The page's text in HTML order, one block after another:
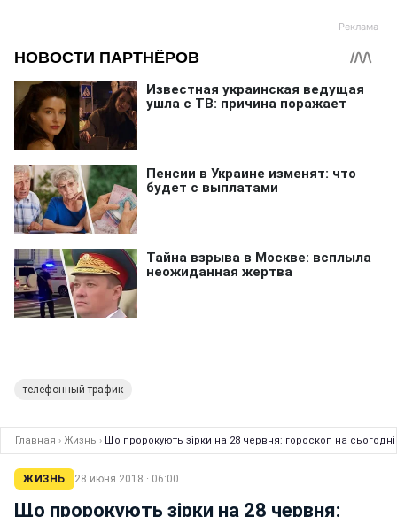
телефонный трафик
Главная › Жизнь › Що пророкують зірки на 28 червня: гороскоп на сьогодні
ЖИЗНЬ 28 июня 2018 · 06:00
Що пророкують зірки на 28 червня: